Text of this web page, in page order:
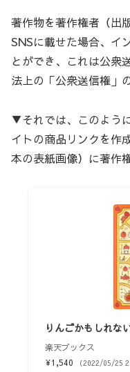
著作物を著作権者（出
SNSに載せた場合、イ
とができ、これは公衆
法上の「公衆送信権」
▼それでは、このよう
イトの商品リンクを作
本の表紙画像）に著作
りんごかもしれな
楽天ブックス
¥1,540
（2022/05/25